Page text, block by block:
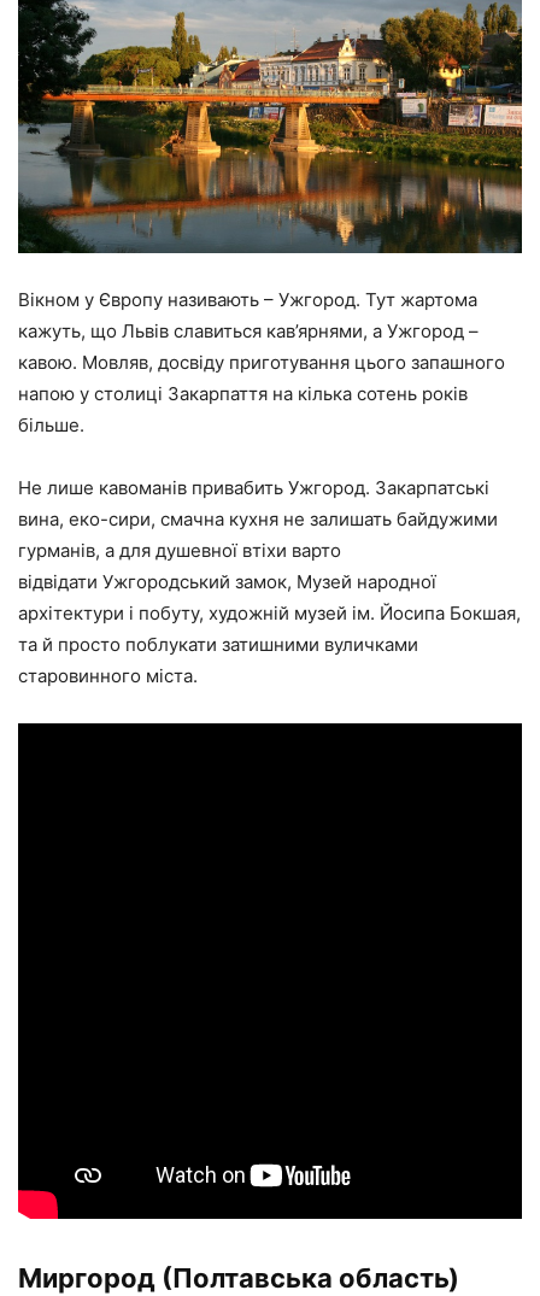
Вікном у Європу називають – Ужгород. Тут жартома
кажуть, що Львів славиться кав’ярнями, а Ужгород –
кавою. Мовляв, досвіду приготування цього запашного
напою у столиці Закарпаття на кілька сотень років
більше.
Не лише кавоманів привабить Ужгород. Закарпатські
вина, еко-сири, смачна кухня не залишать байдужими
гурманів, а для душевної втіхи варто
відвідати Ужгородський замок, Музей народної
архітектури і побуту, художній музей ім. Йосипа Бокшая,
та й просто поблукати затишними вуличками
старовинного міста.
Миргород (Полтавська область)